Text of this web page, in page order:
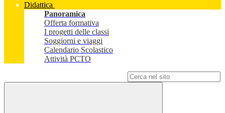
Didattica
Panoramica
Offerta formativa
I progetti delle classi
Soggiorni e viaggi
Calendario Scolastico
Attività PCTO